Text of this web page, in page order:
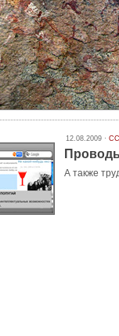
12.08.2009 ·
А также